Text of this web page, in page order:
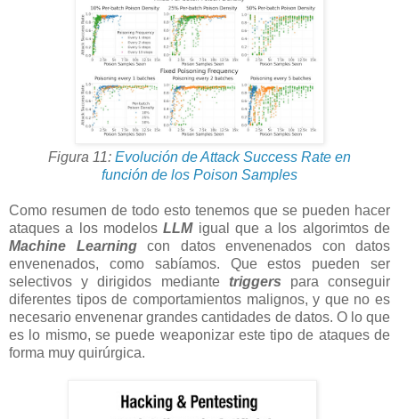
Figura 11: Evolución de Attack Success Rate en
función de los Poison Samples
Como resumen de todo esto tenemos que se pueden hacer
ataques a los modelosLLMigual que a los algorimtos de
Machine Learningcon datos envenenados con datos
envenenados, como sabíamos. Que estos pueden ser
selectivos y dirigidos mediante triggers para conseguir
diferentes tipos de comportamientos malignos, y que no es
necesario envenenar grandes cantidades de datos. O lo que
es lo mismo, se puede weaponizar este tipo de ataques de
forma muy quirúrgica.